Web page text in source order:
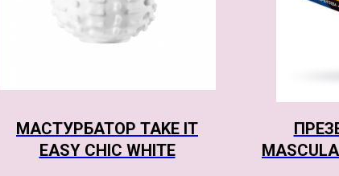
МАСТУРБАТОР TAKE IT
EASY CHIC WHITE